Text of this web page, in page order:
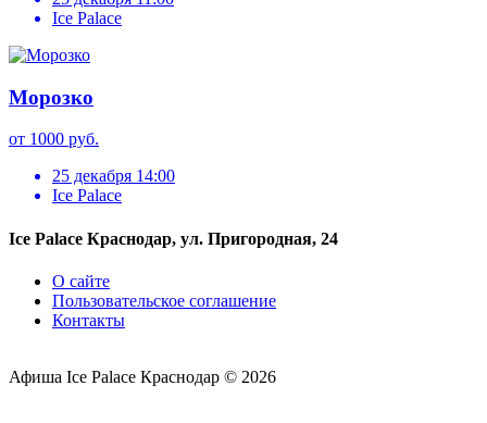
Ice Palace
Морозко
от 1000 руб.
25 декабря 14:00
Ice Palace
Ice Palace Краснодар, ул. Пригородная, 24
О сайте
Пользовательское соглашение
Контакты
Афиша Ice Palace Краснодар © 2026